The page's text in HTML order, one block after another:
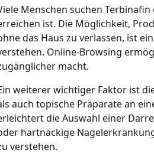
Menschen suchen
ist. Die Möglichkeit,
das Haus zu verlassen, ist
Online‑Browsing
macht.
weiterer wichtiger Faktor ist
auch topische Präparate an
die Auswahl einer
hartnäckige
verstehen.